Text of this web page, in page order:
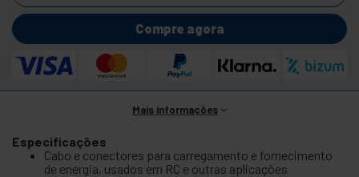
Compre agora
Mais informações
Especificações
Cabo e conectores para carregamento e fornecimento
de energia, usados em RC e outras aplicações